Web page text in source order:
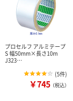
プロセルフ アルミテープ
S 幅50mm×長さ10m
J323…
(5件)
￥745 （税込）